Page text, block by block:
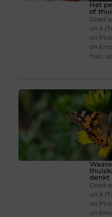
Het
of
Goed
on X
on
on
huis,
denkt
Goed
on X
on
on